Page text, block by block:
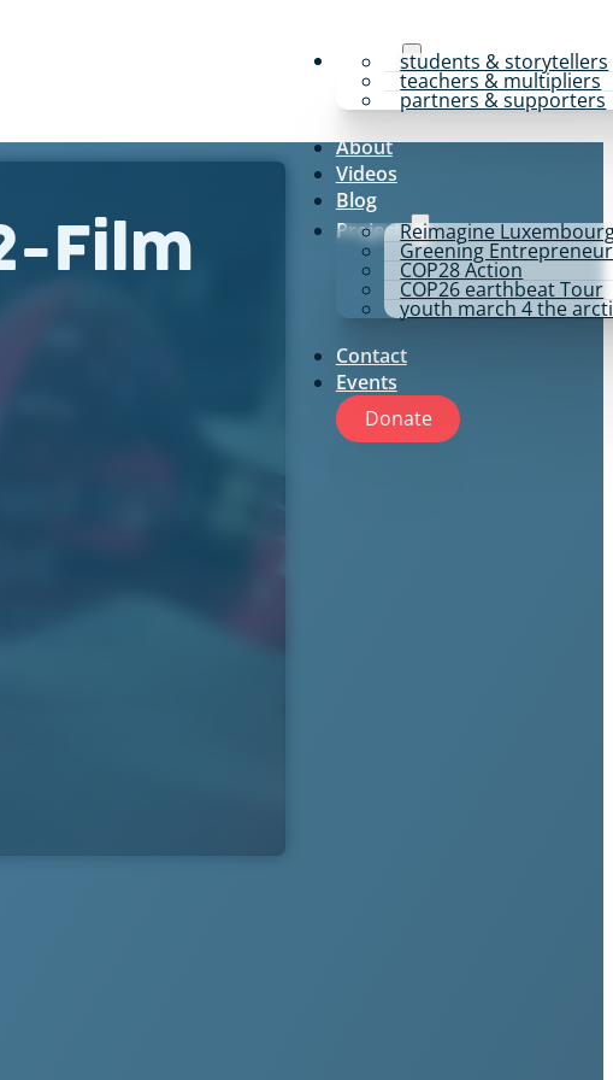
y4p forstudents & storytellers
teachers & multipliers
partners & supporters
About
Videos
Blog
ProjectsReimagine
Greening
COP28 Action
COP26 earthbeat Tour
youth march 4 the
Contact
Events
Donate
Film